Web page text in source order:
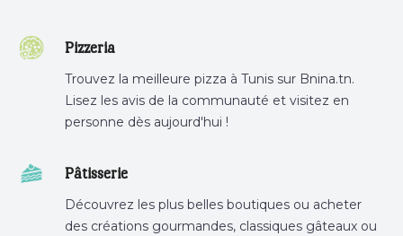
Pizzeria
Trouvez la meilleure pizza à Tunis sur Bnina.tn.
Lisez les avis de la communauté et visitez en
personne dès aujourd'hui !
Pâtisserie
Découvrez les plus belles boutiques ou acheter
des créations gourmandes, classiques gâteaux ou